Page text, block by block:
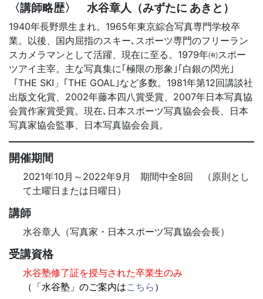
〈講師略歴〉 水谷章人（みずたに あきと）
1940年長野県生まれ。1965年東京綜合写真専門学校卒
業。以後、国内屈指のスキー､スポーツ専門のフリーラン
スカメラマンとして活躍、現在に至る。1979年㈲スポー
ツアイ主宰。主な写真集に｢極限の形象｣｢白銀の閃光｣
「THE SKI」｢THE GOAL｣など多数。1981年第12回講談社
出版文化賞、2002年藤本四八賞受賞、2007年日本写真協
会賞作家賞受賞。現在､日本スポーツ写真協会会長、日本
写真家協会監事、日本写真協会会員。
開催期間
2021年10月～2022年9月 期間中全8回 （原則とし
て土曜日または日曜日）
講師
水谷章人（写真家・日本スポーツ写真協会会長）
受講資格
水谷塾修了証を授与された卒業生のみ
（「水谷塾」のご案内はこちら ）